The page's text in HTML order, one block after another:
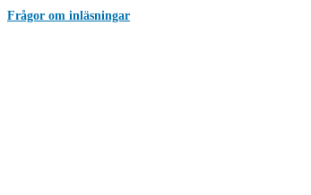
Frågor om inläsningar